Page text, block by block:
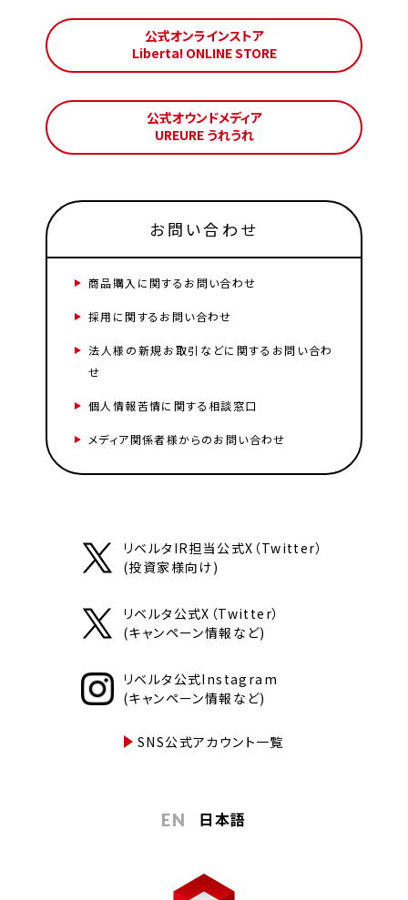
公式オンラインストア
Liberta! ONLINE STORE
公式オウンドメディア
UREURE うれうれ
お問い合わせ
商品購入に関するお問い合わせ
採用に関するお問い合わせ
法人様の新規お取引などに関するお問い合わ
せ
個人情報苦情に関する相談窓口
メディア関係者様からのお問い合わせ
リベルタIR担当公式X（Twitter）
(投資家様向け)
リベルタ公式X（Twitter）
(キャンペーン情報など)
リベルタ公式Instagram
(キャンペーン情報など)
SNS公式アカウント一覧
EN 日本語